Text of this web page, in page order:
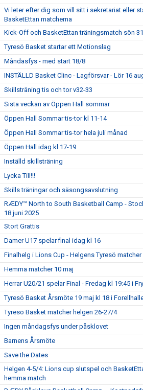
Vi leter efter dig som vill sitt i sekretariat eller
BasketEttan matcherna
Kick-Off och BasketEttan träningsmatch sön
Tyresö Basket startar ett Motionslag
Måndasfys - med start 18/8
INSTÄLLD Basket Clinc - Lagförsvar - Lör 16
Skillsträning tis och tor v32-33
Sista veckan av Öppen Hall sommar
Öppen Hall Sommar tis-tor kl 11-14
Öppen Hall Sommar tis-tor hela juli månad
Öppen Hall idag kl 17-19
Inställd skillsträning
Lycka Till!!!
Skills träningar och säsongsavslutning
RÆDY™ North to South Basketball Camp -
18 juni 2025
Stort Grattis
Damer U17 spelar final idag kl 16
Finalhelg i Lions Cup - Helgens Tyresö matcher
Hemma matcher 10 maj
Herrar U20/21 spelar Final - Fredag kl 19:45 i
Tyresö Basket Årsmöte 19 maj kl 18 i
Tyresö Basket matcher helgen 26-27/4
Ingen måndagsfys under påsklovet
Barnens Årsmöte
Save the Dates
Helgen 4-5/4: Lions cup slutspel och
hemma match